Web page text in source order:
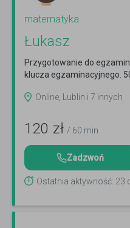
matematyka
Łukasz
Przygotowanie do
klucza egzaminacyjnego.
Online, Lublin i 7 innych
120 zł / 60 min
Zadzwoń
Ostatnia aktywność: 23